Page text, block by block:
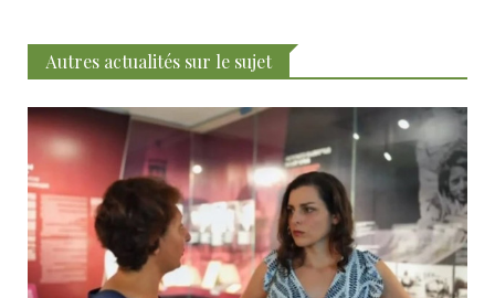
Autres actualités sur le sujet